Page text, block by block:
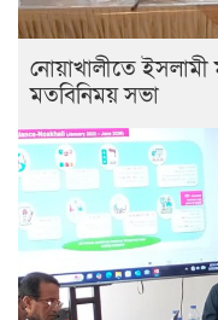
নোয়াখালীতে
মতবিনিময় সভা